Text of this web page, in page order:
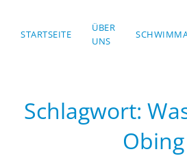
Skip to main content
STARTSEITE
ÜBER
UNS
Schlagwort:
Obing